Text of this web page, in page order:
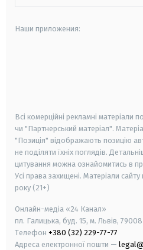
Наши приложения:
Всі комерційні рекламні матеріали
чи "Партнерський матеріал".
"Позиція" відображають позицію
не поділяти їхніх поглядів.
цитування можна ознайомитись в
Усі права захищені. Матеріали сайту
року (21+)
Онлайн-медіа «24 Канал»
пл. Галицька, буд. 15, м. Львів, 79008
Телефон +380 (32) 229-77-77
Адреса електронної пошти —